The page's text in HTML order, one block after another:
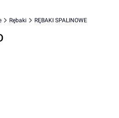
Rębaki RĘBAKI SPALINOWE